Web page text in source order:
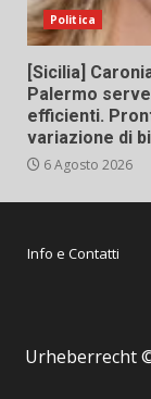
Politica
[Sicilia]
Palermo
efficienti.
variazione di
6 Agosto 2026
Info e Contatti
Urheberrecht